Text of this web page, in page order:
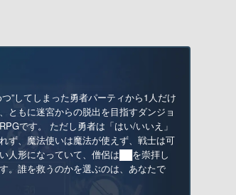
つ”してしまった勇者パーティから1人だけ
ともに迷宮からの脱出を目指すダンジョ
です。 ただし勇者は「はい/いいえ」
ず、魔法使いは魔法が使えず、戦士は可
人形になっていて、僧侶は██を崇拝し
。誰を救うのかを選ぶのは、あなたで